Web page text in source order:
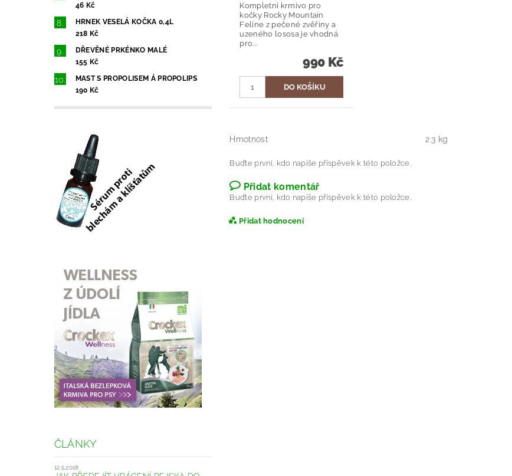
46 Kč
HRNEK VESELÁ KOČKA 0,4L
218 Kč
DŘEVĚNÉ PRKÉNKO MALÉ
155 Kč
MAST S PROPOLISEM Á PROPOLIPS
190 Kč
ČLÁNKY
12.5.2018
Kompletní krmivo pro
kočky Rocky Mountain
Feline z pečené zvěřiny a
uzeného lososa je vhodná
pro...
990 Kč
Hmotnost 2.3 kg
Buďte první, kdo napíše příspěvek k této položce.
Přidat komentář
Buďte první, kdo napíše příspěvek k této položce.
Přidat hodnocení